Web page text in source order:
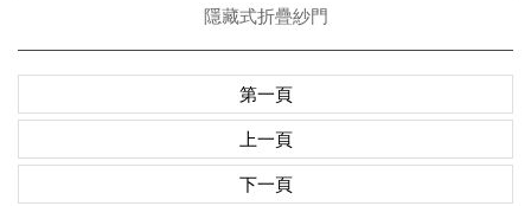
隱藏式折疊紗門
第一頁
上一頁
下一頁